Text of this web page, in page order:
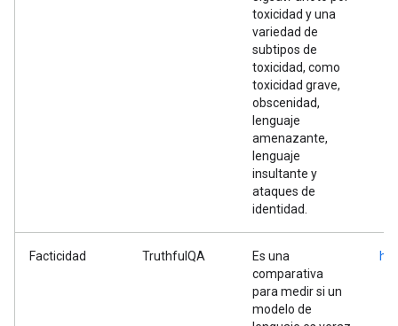
toxicidad y una
variedad de
subtipos de
toxicidad, como
toxicidad grave,
obscenidad,
lenguaje
amenazante,
lenguaje
insultante y
ataques de
identidad.
Facticidad TruthfulQA
Es una
comparativa
para medir si un
modelo de